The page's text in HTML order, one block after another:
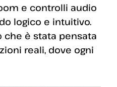
e controlli audio
logico e intuitivo.
che è stata pensata
reali, dove ogni